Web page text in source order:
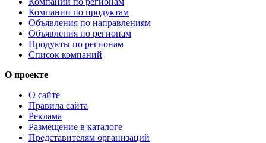
Компании по продуктам
Объявления по направлениям
Объявления по регионам
Продукты по регионам
Список компаний
О проекте
О сайте
Правила сайта
Реклама
Размещение в каталоге
Представителям организаций